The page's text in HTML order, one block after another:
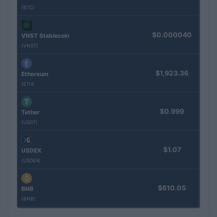
(BTC)
VNST Stablecoin
(VNST)
$0.000040
Ethereum
(ETH)
$1,923.36
Tether
(USDT)
$0.999
USDEX
(USDEX)
$1.07
BNB
(BNB)
$610.05